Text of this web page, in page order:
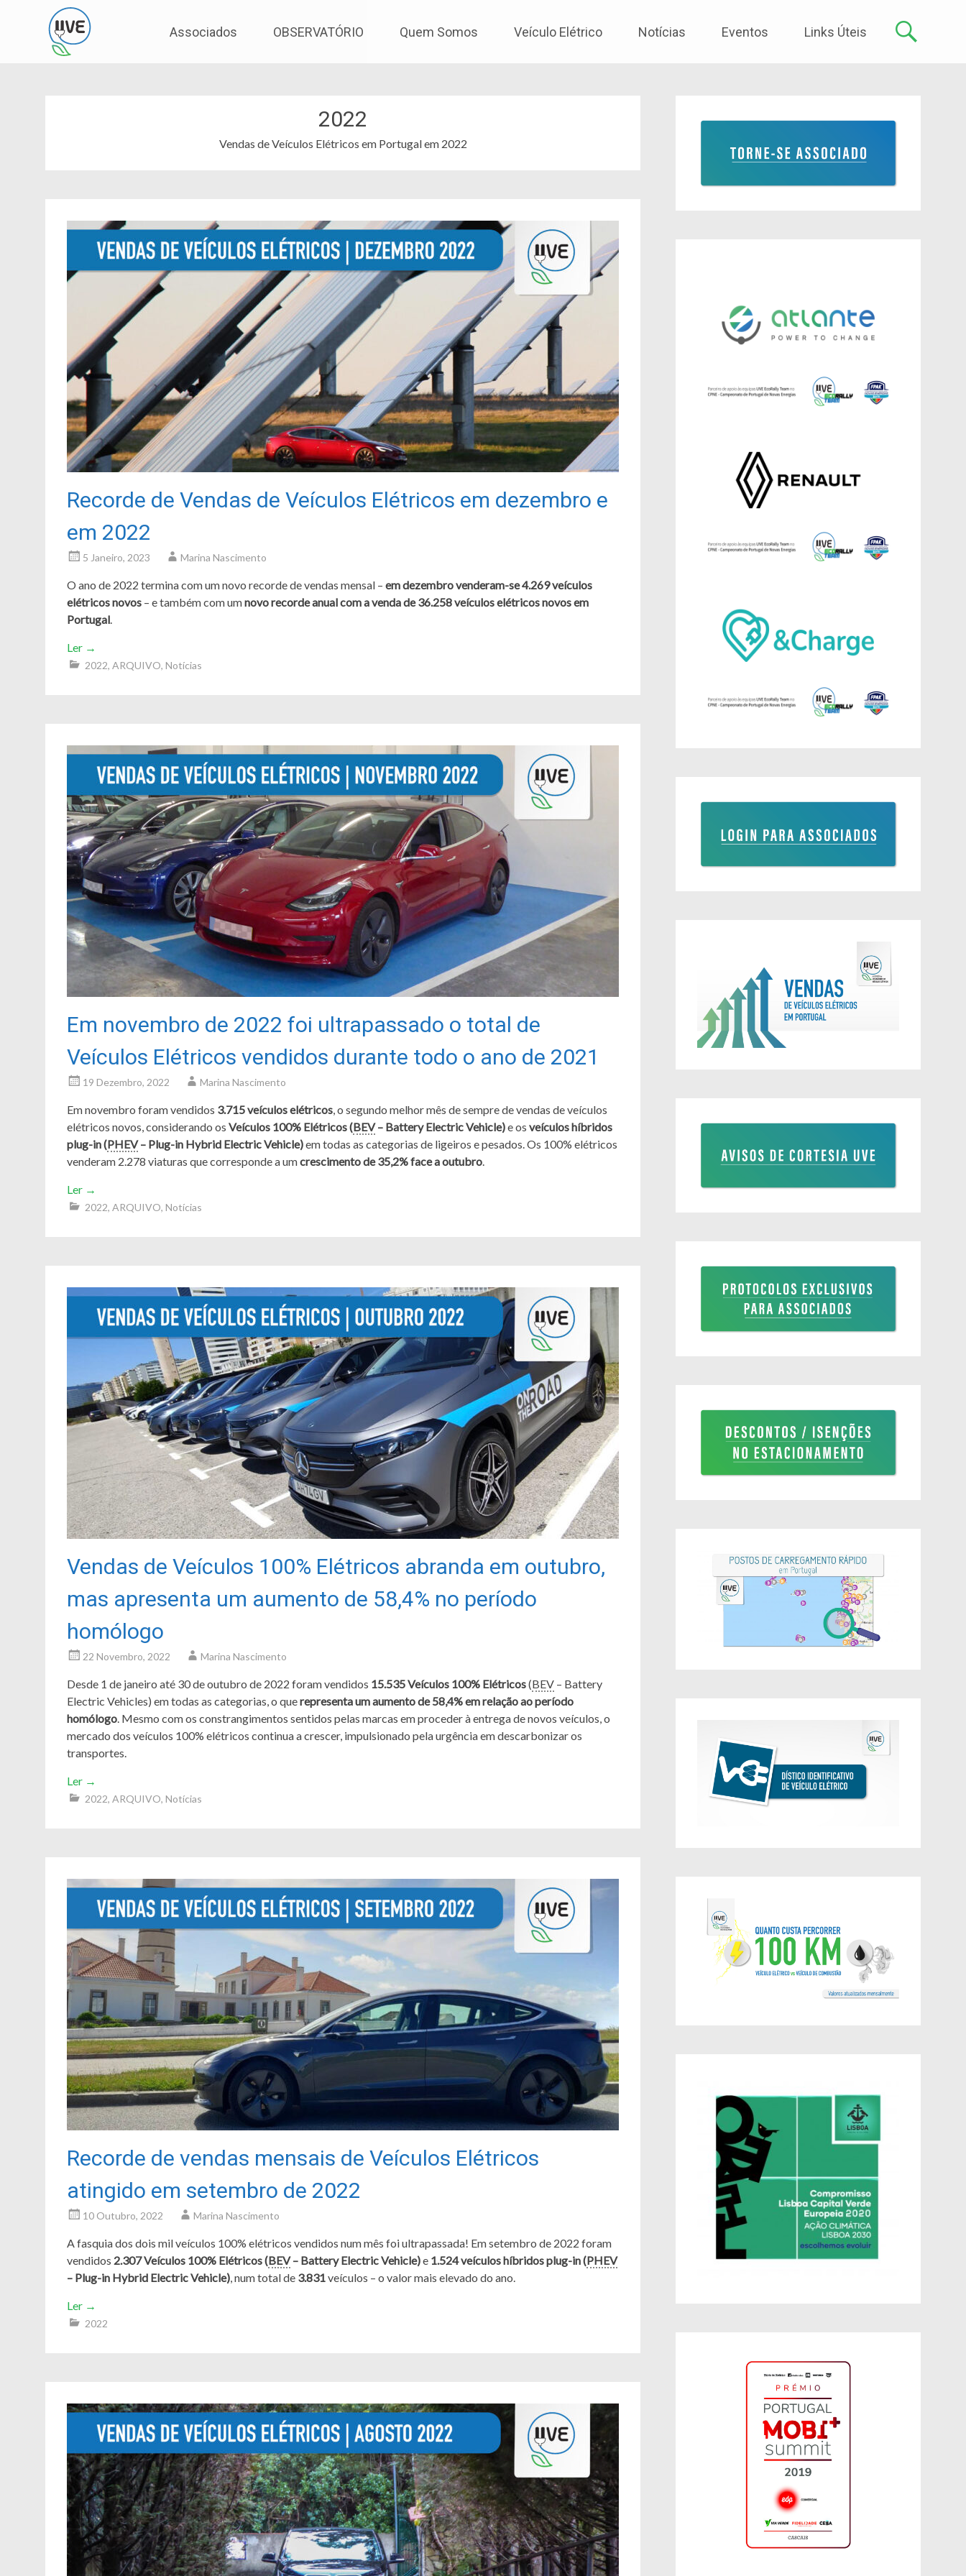
to
Associados OBSERVATÓRIO Quem Somos Veículo Elétrico Notícias Eventos Links Úteis
2022
Vendas de Veículos Elétricos em Portugal em 2022
Recorde de Vendas de Veículos Elétricos em dezembro e
em 2022
5 Janeiro, 2023 Marina Nascimento
O ano de 2022 termina com um novo recorde de vendas mensal – em dezembro venderam-se 4.269 veículos
elétricos novos – e também com umnovo recorde anual com a venda de 36.258 veículos elétricos novos em
Portugal.
Ler →
2022, ARQUIVO, Notícias
Em novembro de 2022 foi ultrapassado o total de
Veículos Elétricos vendidos durante todo o ano de 2021
19 Dezembro, 2022 Marina Nascimento
Em novembro foram vendidos 3.715 veículos elétricos, o segundo melhor mês de sempre de vendas de veículos
elétricos novos, considerando os Veículos 100% Elétricos (BEV– Battery Electric Vehicle)e os veículos híbridos
plug-in (PHEV– Plug-in Hybrid Electric Vehicle)em todas as categorias de ligeiros e pesados. Os 100% elétricos
venderam 2.278 viaturas que corresponde a umcrescimento de 35,2% face a outubro.
Ler →
2022, ARQUIVO, Notícias
Vendas de Veículos 100% Elétricos abranda em outubro,
mas apresenta um aumento de 58,4% no período
homólogo
22 Novembro, 2022 Marina Nascimento
Desde 1 de janeiro até 30 de outubro de 2022 foram vendidos 15.535 Veículos 100% Elétricos(BEV – Battery
Electric Vehicles) em todas as categorias, o querepresenta um aumento de 58,4% em relação ao período
homólogo. Mesmo com os constrangimentos sentidos pelas marcas em proceder à entrega de novos veículos, o
mercado dos veículos 100% elétricos continua a crescer, impulsionado pela urgência em descarbonizar os
transportes.
Ler →
2022, ARQUIVO, Notícias
Recorde de vendas mensais de Veículos Elétricos
atingido em setembro de 2022
10 Outubro, 2022 Marina Nascimento
A fasquia dos dois mil veículos 100% elétricos vendidos num mês foi ultrapassada! Em setembro de 2022 foram
vendidos 2.307 Veículos 100% Elétricos (BEV– Battery Electric Vehicle)e 1.524 veículos híbridos plug-in (PHEV
– Plug-in Hybrid Electric Vehicle), num total de 3.831veículos – o valor mais elevado do ano.
Ler →
2022